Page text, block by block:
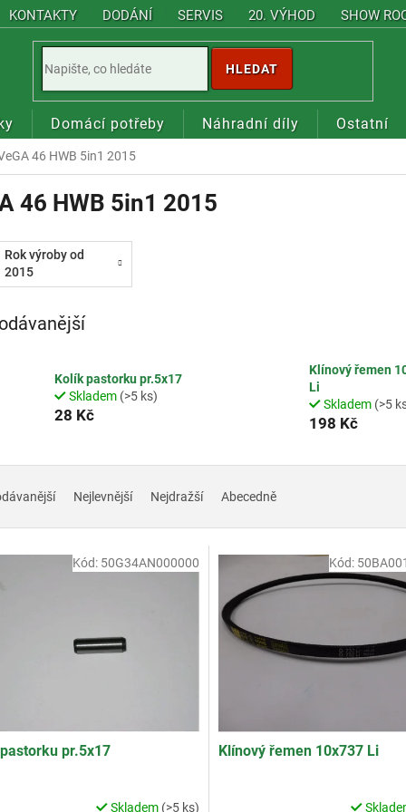
KONTAKTY DODÁNÍ SERVIS 20. VÝHOD SHOW
HLEDAT
Domácí potřeby Náhradní díly Ostatní
46 HWB 5in1 2015
46 HWB 5in1 2015
Rok výroby od
2015
Kolík pastorku pr.5x17
Skladem (>5 ks)
28 Kč
Klínový řemen
Li
Skladem (>5
198 Kč
Nejlevnější Nejdražší Abecedně
pr.5x17
Skladem (>5 ks)
Kód: 50G34AN000000
Klínový řemen 10x737 Li
Kód: